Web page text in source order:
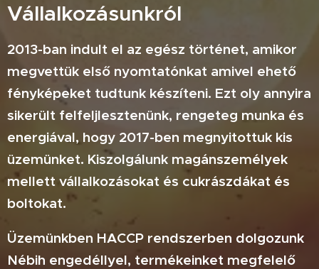
Vállalkozásunkról
2013-ban indult el az egész történet, amikor
megvettük első nyomtatónkat amivel ehető
fényképeket tudtunk készíteni. Ezt oly annyira
sikerült felfeljlesztenünk, rengeteg munka és
energiával, hogy 2017-ben megnyitottuk kis
üzemünket. Kiszolgálunk magánszemélyek
mellett vállalkozásokat és cukrászdákat és
boltokat.
Üzemünkben HACCP rendszerben dolgozunk
Nébih engedéllyel, termékeinket megfelelő